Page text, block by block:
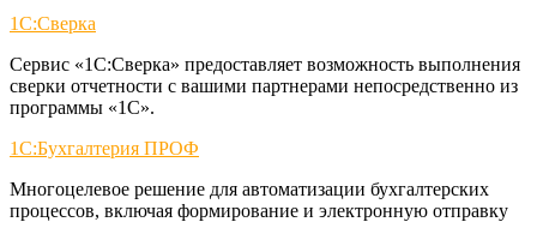
1С:Сверка
Сервис «1С:Сверка» предоставляет возможность выполнения
сверки отчетности с вашими партнерами непосредственно из
программы «1С».
1C:Бухгалтерия ПРОФ
Многоцелевое решение для автоматизации бухгалтерских
процессов, включая формирование и электронную отправку